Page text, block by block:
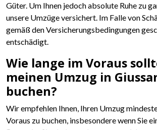
Güter. Um Ihnen jedoch absolute Ruhe zu
unsere Umzüge versichert. Im Falle von
gemäß den Versicherungsbedingungen
entschädigt.
Wie lange im Voraus
meinen Umzug in
buchen?
Wir empfehlen Ihnen, Ihren Umzug
Voraus zu buchen, insbesondere wenn Sie